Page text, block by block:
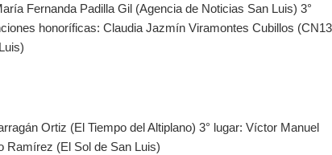
Fernanda Padilla Gil (Agencia de Noticias San Luis) 3°
honoríficas: Claudia Jazmín Viramontes Cubillos (CN13
Ortiz (El Tiempo del Altiplano) 3° lugar: Víctor Manuel
Ramírez (El Sol de San Luis)